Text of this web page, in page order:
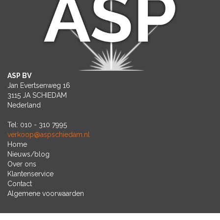
ASP BV
Jan Evertsenweg 16
3115 JA SCHIEDAM
Nederland
Tel: 010 - 310 7995
verkoop@aspschiedam.nl
Home
Nieuws/blog
Over ons
Klantenservice
Contact
Algemene voorwaarden